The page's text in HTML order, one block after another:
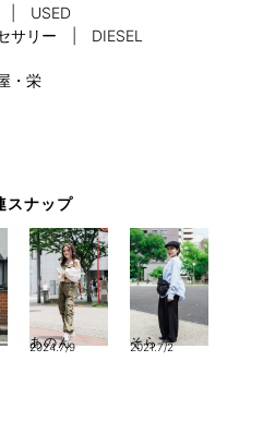
| USED
サリー | DIESEL
・栄
スナップ
あのん
2024.7/9 そら
2021.7/2